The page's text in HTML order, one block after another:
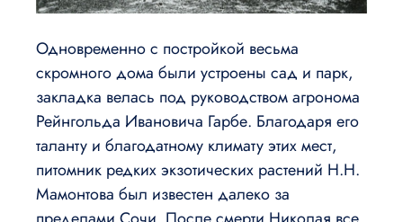
Одновременно с постройкой весьма
скромного дома были устроены сад и парк,
закладка велась под руководством агронома
Рейнгольда Ивановича Гарбе. Благодаря его
таланту и благодатному климату этих мест,
питомник редких экзотических растений Н.Н.
Мамонтова был известен далеко за